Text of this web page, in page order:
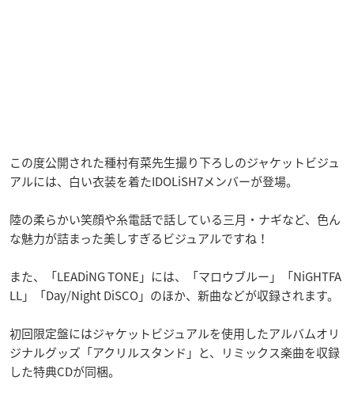
この度公開された種村有菜先生撮り下ろしのジャケットビジュ
アルには、白い衣装を着たIDOLiSH7メンバーが登場。
陸の柔らかい笑顔や糸電話で話している三月・ナギなど、色ん
な魅力が詰まった美しすぎるビジュアルですね！
また、「LEADiNG TONE」には、「マロウブルー」「NiGHTFA
LL」「Day/Night DiSCO」のほか、新曲などが収録されます。
初回限定盤にはジャケットビジュアルを使用したアルバムオリ
ジナルグッズ「アクリルスタンド」と、リミックス楽曲を収録
した特典CDが同梱。